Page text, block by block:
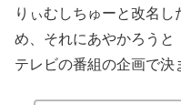
りぃむしちゅーと改名
め、それにあやかろうと
テレビの番組の企画で決